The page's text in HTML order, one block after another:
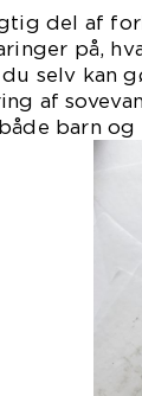
del af
på,
selv kan
af
barn